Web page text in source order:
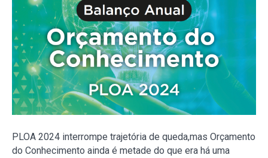
PLOA 2024 interrompe trajetória de queda,mas Orçamento
do Conhecimento ainda é metade do que era há uma